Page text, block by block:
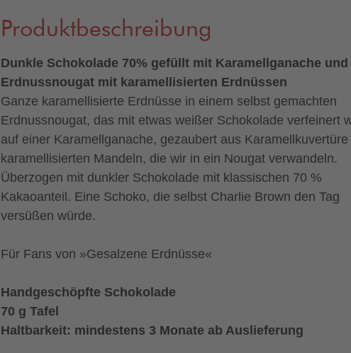
Produktbeschreibung
Dunkle Schokolade 70% gefüllt mit Karamellganache und
Erdnussnougat mit karamellisierten Erdnüssen
Ganze karamellisierte Erdnüsse in einem selbst gemachten
Erdnussnougat, das mit etwas weißer Schokolade verfeinert
auf einer Karamellganache, gezaubert aus Karamellkuvertüre
karamellisierten Mandeln, die wir in ein Nougat verwandeln.
Überzogen mit dunkler Schokolade mit klassischen 70 %
Kakaoanteil. Eine Schoko, die selbst Charlie Brown den Tag
versüßen würde.
Für Fans von »Gesalzene Erdnüsse«
Handgeschöpfte Schokolade
70 g Tafel
Haltbarkeit: mindestens 3 Monate ab Auslieferung